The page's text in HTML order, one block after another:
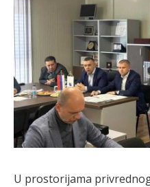
U prostorijama